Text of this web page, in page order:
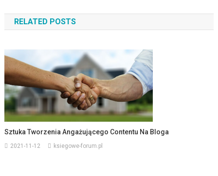
wpisu
RELATED POSTS
Sztuka Tworzenia Angażującego Contentu Na Bloga
2021-11-12 ksiegowe-forum.pl